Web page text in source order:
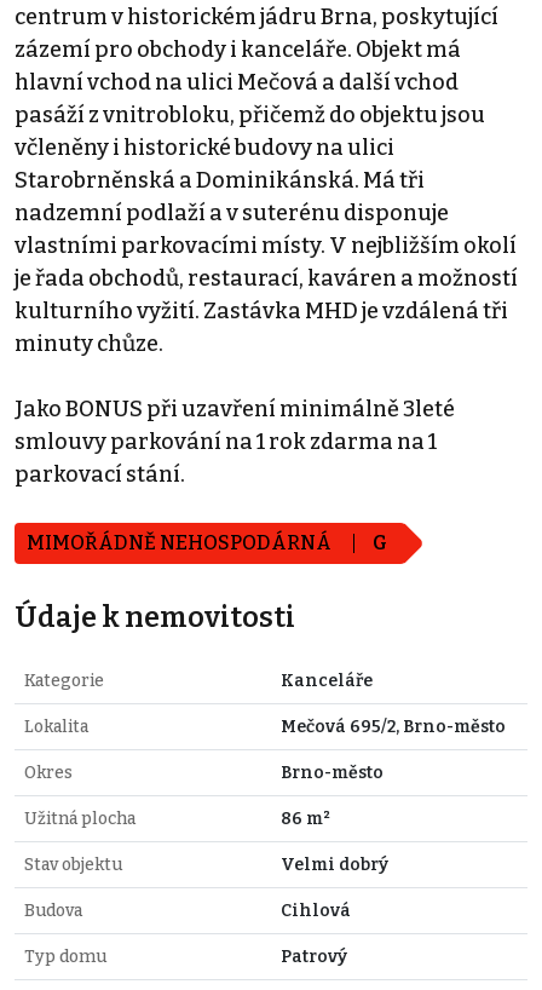
centrum v historickém jádru Brna, poskytující
zázemí pro obchody i kanceláře. Objekt má
hlavní vchod na ulici Mečová a další vchod
pasáží z vnitrobloku, přičemž do objektu jsou
včleněny i historické budovy na ulici
Starobrněnská a Dominikánská. Má tři
nadzemní podlaží a v suterénu disponuje
vlastními parkovacími místy. V nejbližším okolí
je řada obchodů, restaurací, kaváren a možností
kulturního vyžití. Zastávka MHD je vzdálená tři
minuty chůze.
Jako BONUS při uzavření minimálně 3leté
smlouvy parkování na 1 rok zdarma na 1
parkovací stání.
MIMOŘÁDNĚ NEHOSPODÁRNÁ G
Údaje k nemovitosti
Kategorie Kanceláře
Lokalita Mečová 695/2, Brno-město
Okres Brno-město
Užitná plocha 86 m²
Stav objektu Velmi dobrý
Budova Cihlová
Typ domu Patrový